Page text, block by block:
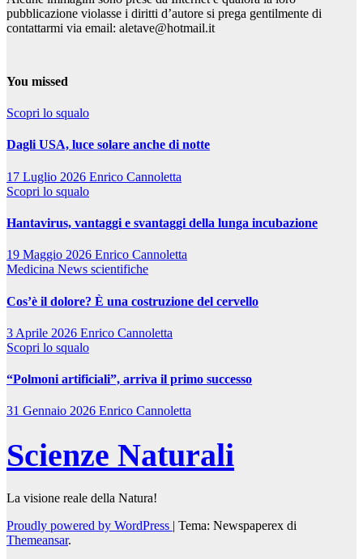
pubblicazione violasse i diritti d’autore si prega gentilmente di
contattarmi via email: aletave@hotmail.it
You missed
Scopri lo squalo
Dagli USA, luce solare anche di notte
17 Luglio 2026 Enrico Cannoletta
Scopri lo squalo
Hantavirus, vantaggi e svantaggi della lunga incubazione
19 Maggio 2026 Enrico Cannoletta
Medicina News scientifiche
Cos’è il dolore? È una costruzione del cervello
3 Aprile 2026 Enrico Cannoletta
Scopri lo squalo
“Polmoni artificiali”, arriva il primo successo
31 Gennaio 2026 Enrico Cannoletta
Scienze Naturali
La visione reale della Natura!
Proudly powered by WordPress | Tema: Newspaperex di
Themeansar.